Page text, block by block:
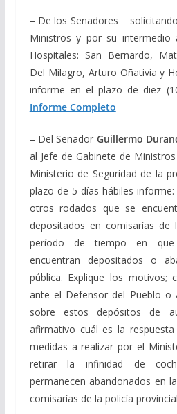
– De los Senadores
Ministros y por su intermedio
Hospitales: San Bernardo,
Del Milagro, Arturo Oñativia y
informe en el plazo de diez
Informe Completo
– Del Senador Guillermo
al Jefe de Gabinete de
Ministerio de Seguridad de la
plazo de 5 días hábiles
otros rodados que se
depositados en comisarías de
período de tiempo en
encuentran depositados o
pública. Explique los motivos;
ante el Defensor del Pueblo o
sobre estos depósitos de
afirmativo cuál es la
medidas a realizar por el
retirar la infinidad de
permanecen abandonados en
comisarías de la policía